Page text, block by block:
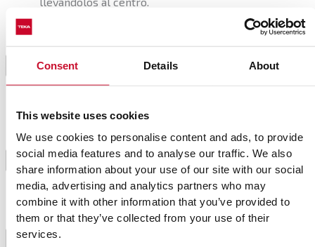
Consent Details About
This website uses cookies
We use cookies to personalise content and ads, to provide
social media features and to analyse our traffic. We also
share information about your use of our site with our social
media, advertising and analytics partners who may
combine it with other information that you’ve provided to
them or that they’ve collected from your use of their
services.
repetir los 4 pliegues anteriores una vez más para
darle forma de bola.
5
hornear, con los pliegues hacia abajo. Cubrir el bol
con un paño y dejar fermentar la masa una última
vez durante dos horas a temperatura ambiente,
hasta que doble su tamaño.
6
Precalentar el horno con una cazuela con tapa a